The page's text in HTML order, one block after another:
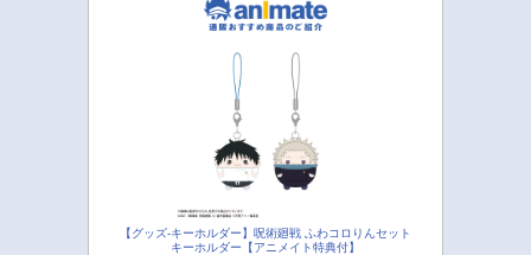
【グッズ-キーホルダー】呪術廻戦 ふわコロりんセット
キーホルダー【アニメイト特典付】